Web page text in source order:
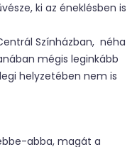
ki az éneklésben is
Színházban, néha
mégis leginkább
helyzetében nem is
abba, magát a